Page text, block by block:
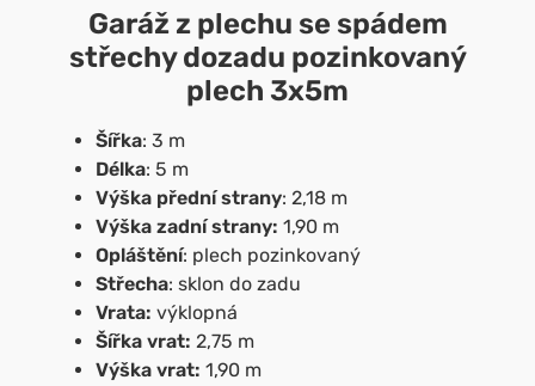
Garáž z plechu se spádem
střechy dozadu pozinkovaný
plech 3x5m
Šířka: 3 m
Délka: 5 m
Výška přední strany: 2,18 m
Výška zadní strany: 1,90 m
Opláštění: plech pozinkovaný
Střecha: sklon do zadu
Vrata: výklopná
Šířka vrat: 2,75 m
Výška vrat: 1,90 m